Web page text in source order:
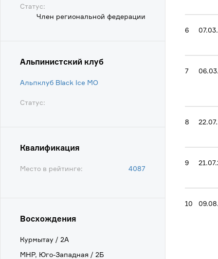
Статус:
Член региональной федерации
Альпинистский клуб
Альпклуб Black Ice МО
Статус:
Квалификация
Место в рейтинге: 4087
Восхождения
Курмытау / 2А
МНР, Юго-Западная / 2Б
6
7
8
9
10